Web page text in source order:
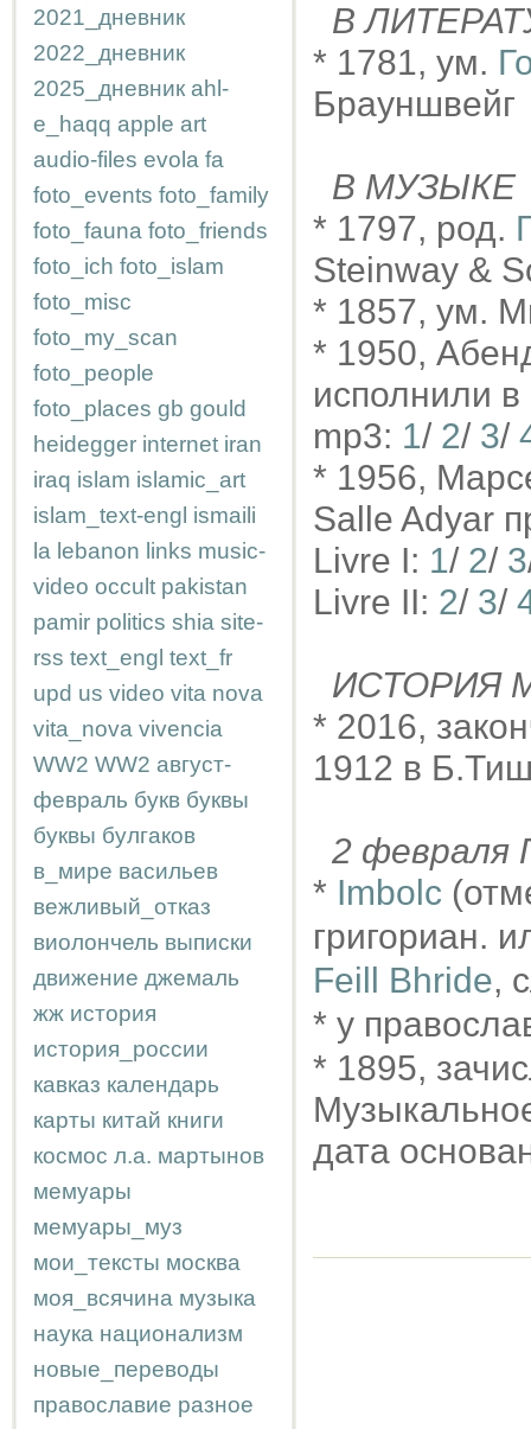
2021_дневник
2022_дневник
2025_дневник ahl-
e_haqq apple art
audio-files evola fa
foto_events foto_family
foto_fauna foto_friends
foto_ich foto_islam
foto_misc
foto_my_scan
foto_people
foto_places gb gould
heidegger internet iran
iraq islam islamic_art
islam_text-engl ismaili
la lebanon links music-
video occult pakistan
pamir politics shia site-
rss text_engl text_fr
upd us video vita nova
vita_nova vivencia
WW2 WW2 август-
февраль букв буквы
буквы булгаков
в_мире васильев
вежливый_отказ
виолончель выписки
движение джемаль
жж история
история_россии
кавказ календарь
карты китай книги
космос л.а. мартынов
мемуары
мемуары_муз
мои_тексты москва
моя_всячина музыка
наука национализм
новые_переводы
православие разное
В
* 1781, ум.
Брауншвейг
В МУЗЫКЕ
* 1797, род.
Steinway &
* 1857, ум.
* 1950,
исполнили в
mp3: 1/ 2/ 3/
* 1956,
Salle Adyar
Livre I: 1/ 2/ 3
Livre II: 2/ 3/
ИСТОРИЯ
* 2016,
1912 в
2
* Imbolc
григориан.
Feill Bhride,
* у
* 1895,
дата